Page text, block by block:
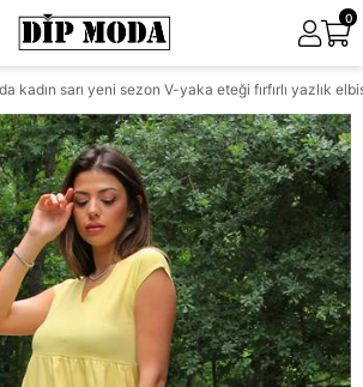
0
kadın sarı yeni sezon V-yaka eteği fırfırlı yazlık